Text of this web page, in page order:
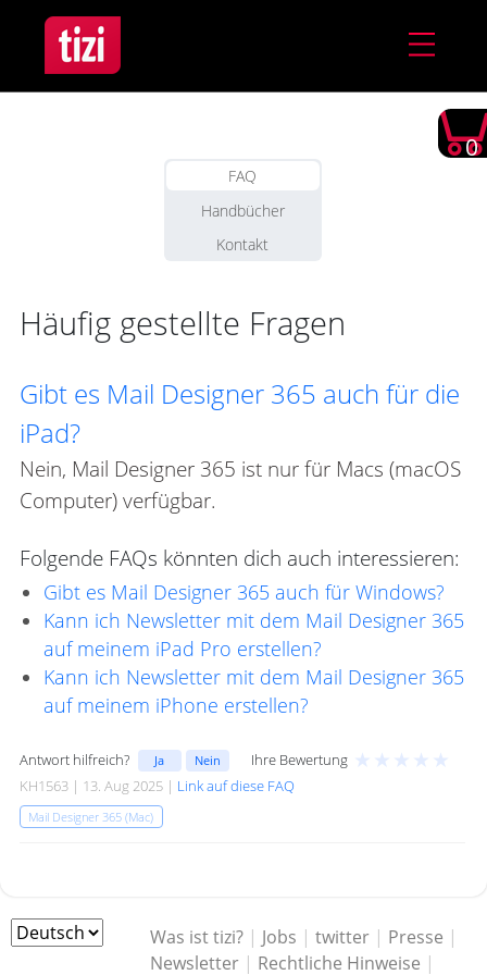
0
FAQ
Handbücher
Kontakt
Häufig gestellte Fragen
Gibt es Mail Designer 365 auch für die
iPad?
Nein, Mail Designer 365 ist nur für Macs (macOS
Computer) verfügbar.
Folgende FAQs könnten dich auch interessieren:
Gibt es Mail Designer 365 auch für Windows?
Kann ich Newsletter mit dem Mail Designer 365
auf meinem iPad Pro erstellen?
Kann ich Newsletter mit dem Mail Designer 365
auf meinem iPhone erstellen?
Antwort hilfreich? Ja Nein Ihre Bewertung ★ ★ ★ ★ ★
KH1563 | 13. Aug 2025 | Link auf diese FAQ
Mail Designer 365 (Mac)
Was ist tizi? | Jobs |twitter | Presse |
Newsletter | Rechtliche Hinweise |